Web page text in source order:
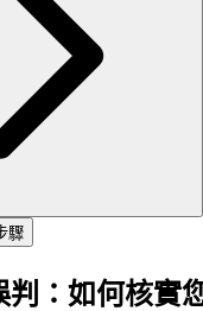
驟
判：如何核實